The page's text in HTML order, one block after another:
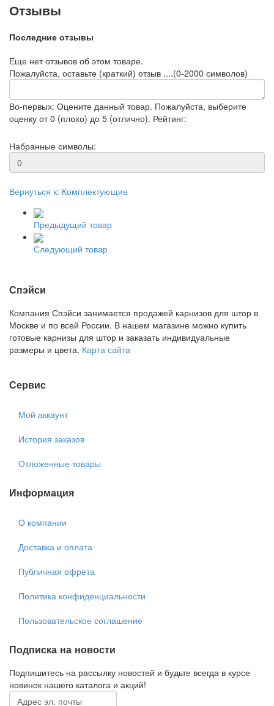
Отзывы
Последние отзывы
Еще нет отзывов об этом товаре.
Пожалуйста, оставьте (краткий) отзыв ....(0-2000 символов)
Во-первых: Оцените данный товар. Пожалуйста, выберите
оценку от 0 (плохо) до 5 (отлично). Рейтинг:
Набранные символы:
Вернуться к: Комплектующие
Предыдущий товар
Следующий товар
Спэйси
Компания Спэйси занимается продажей карнизов для штор в
Москве и по всей России. В нашем магазине можно купить
готовые карнизы для штор и заказать индивидуальные
размеры и цвета. Карта сайта
Сервис
Мой аккаунт
История заказов
Отложенные товары
Информация
О компании
Доставка и оплата
Публичная офрета
Политика конфиденциальности
Пользовательское соглашение
Подписка на новости
Подпишитесь на рассылку новостей и будьте всегда в курсе
новинок нашего каталога и акций!